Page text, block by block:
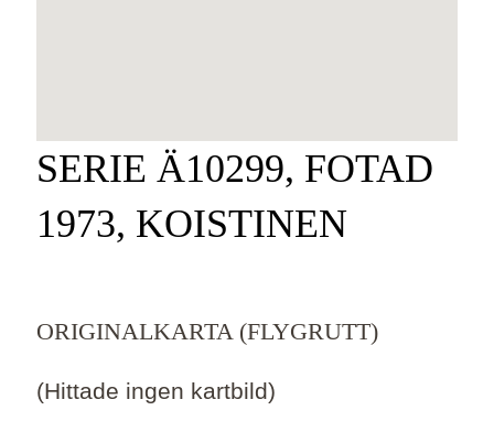
SERIE Ä10299, FOTAD
1973, KOISTINEN
ORIGINALKARTA (FLYGRUTT)
(Hittade ingen kartbild)